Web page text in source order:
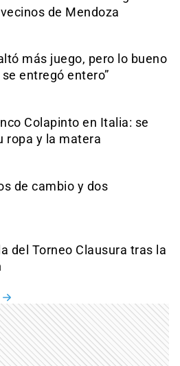
de Mendoza
más juego, pero lo bueno
entregó entero”
Colapinto en Italia: se
ropa y la matera
de cambio y dos
del Torneo Clausura tras la